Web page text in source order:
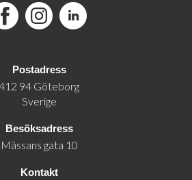
InstagramLinkedIn
Postadress
94 Göteborg
Sverige
Besöksadress
Mässans gata 10
Kontakt